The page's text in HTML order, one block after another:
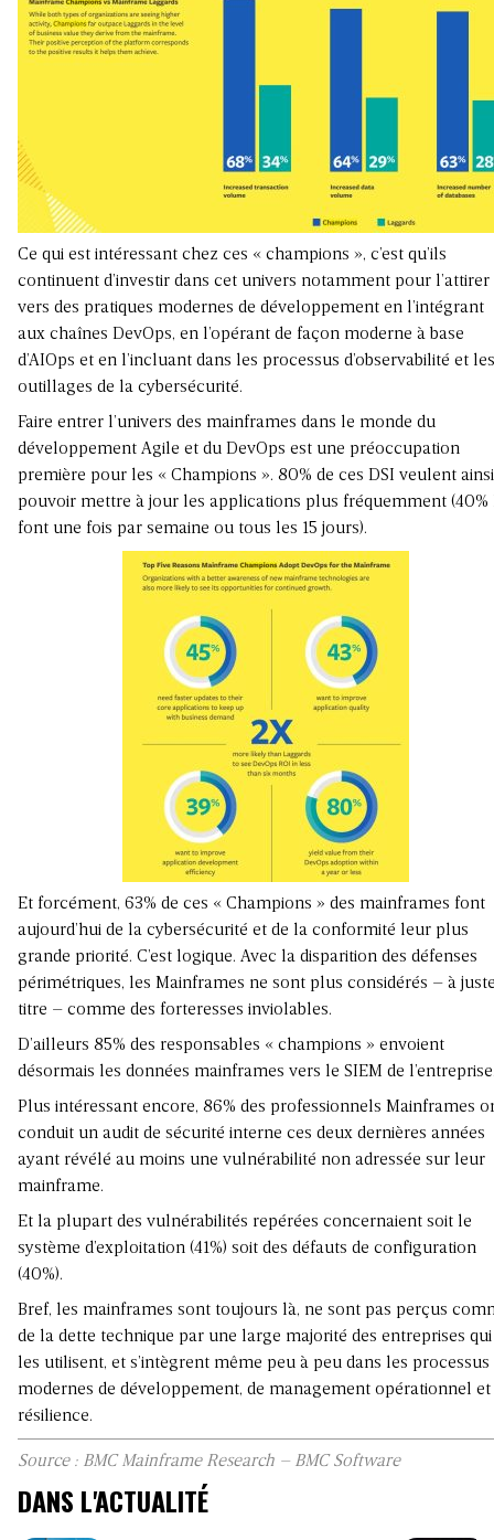
Ce qui est intéressant chez ces « champions », c’est qu’ils
continuent d’investir dans cet univers notamment pour l’attirer
vers des pratiques modernes de développement en l’intégrant
aux chaînes DevOps, en l’opérant de façon moderne à base
d’AIOps et en l’incluant dans les processus d’observabilité et les
outillages de la cybersécurité.
Faire entrer l’univers des mainframes dans le monde du
développement Agile et du DevOps est une préoccupation
première pour les « Champions ». 80% de ces DSI veulent ainsi
pouvoir mettre à jour les applications plus fréquemment (40%
font une fois par semaine ou tous les 15 jours).
Et forcément, 63% de ces « Champions » des mainframes font
aujourd’hui de la cybersécurité et de la conformité leur plus
grande priorité. C’est logique. Avec la disparition des défenses
périmétriques, les Mainframes ne sont plus considérés – à
titre – comme des forteresses inviolables.
D’ailleurs 85% des responsables « champions » envoient
désormais les données mainframes vers le SIEM de
Plus intéressant encore, 86% des professionnels Mainframes
conduit un audit de sécurité interne ces deux dernières années
ayant révélé au moins une vulnérabilité non adressée sur leur
mainframe.
Et la plupart des vulnérabilités repérées concernaient soit le
système d’exploitation (41%) soit des défauts de configuration
(40%).
Bref, les mainframes sont toujours là, ne sont pas perçus
de la dette technique par une large majorité des entreprises qui
les utilisent, et s’intègrent même peu à peu dans les processus
modernes de développement, de management opérationnel et
résilience.
Source : BMC Mainframe Research – BMC Software
DANS L'ACTUALITÉ